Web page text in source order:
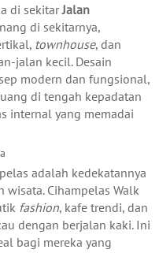
di sekitarJalan
di sekitarnya,
townhouse, dan
jalan kecil. Desain
modern dan fungsional,
di tengah kepadatan
internal yang memadai
adalah kedekatannya
Cihampelas Walk
fashion, kafe trendi, dan
dengan berjalan kaki. Ini
bagi mereka yang